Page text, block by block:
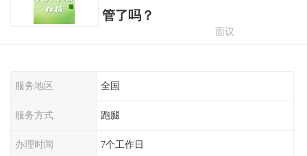
管了吗？
面议
服务地区 全国
服务方式 跑腿
办理时间 7个工作日